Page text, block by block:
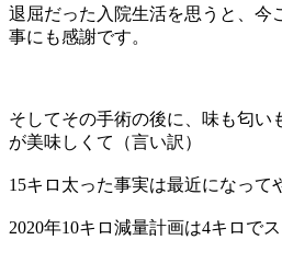
退屈だった入院生活を思うと、今
事にも感謝です。
そしてその手術の後に、味も匂い
が美味しくて（言い訳）
15キロ太った事実は最近になって
2020年10キロ減量計画は4キロで